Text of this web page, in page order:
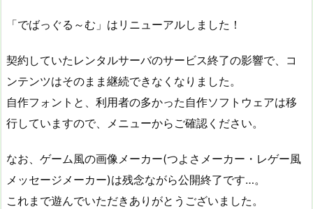
「でばっぐる～む」はリニューアルしました！
契約していたレンタルサーバのサービス終了の影響で、コ
ンテンツはそのまま継続できなくなりました。
自作フォントと、利用者の多かった自作ソフトウェアは移
行していますので、メニューからご確認ください。
なお、ゲーム風の画像メーカー(つよさメーカー・レゲー風
メッセージメーカー)は残念ながら公開終了です…。
これまで遊んでいただきありがとうございました。